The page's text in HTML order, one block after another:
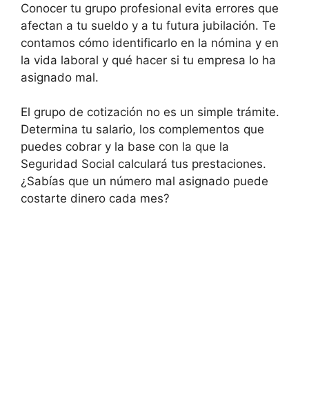
Conocer tu grupo profesional evita errores que
afectan a tu sueldo y a tu futura jubilación. Te
contamos cómo identificarlo en la nómina y en
la vida laboral y qué hacer si tu empresa lo ha
asignado mal.
El grupo de cotización no es un simple trámite.
Determina tu salario, los complementos que
puedes cobrar y la base con la que la
Seguridad Social calculará tus prestaciones.
¿Sabías que un número mal asignado puede
costarte dinero cada mes?